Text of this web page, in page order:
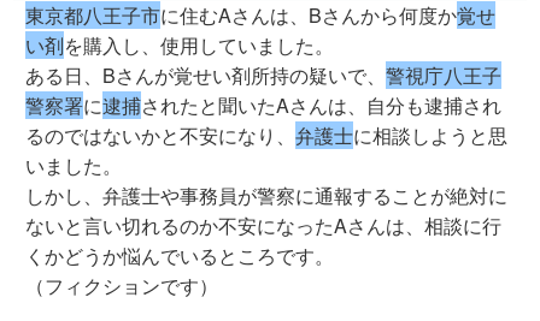
東京都八王子市に住むAさんは、Bさんから何度か覚せ
い剤を購入し、使用していました。
ある日、Bさんが覚せい剤所持の疑いで、警視庁八王子
警察署に逮捕されたと聞いたAさんは、自分も逮捕され
るのではないかと不安になり、弁護士に相談しようと思
いました。
しかし、弁護士や事務員が警察に通報することが絶対に
ないと言い切れるのか不安になったAさんは、相談に行
くかどうか悩んでいるところです。
（フィクションです）